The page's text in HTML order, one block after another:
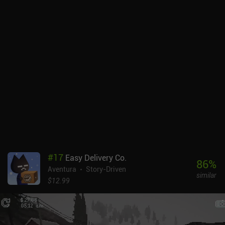
#17 Easy Delivery Co.
Aventura
Story-Driven
$12.99
86%
similar